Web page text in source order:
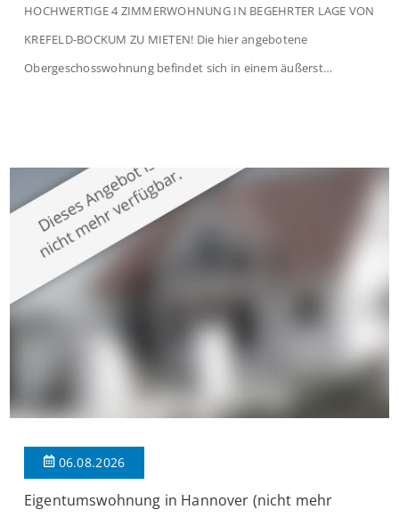
HOCHWERTIGE 4 ZIMMERWOHNUNG IN BEGEHRTER LAGE VON
KREFELD-BOCKUM ZU MIETEN! Die hier angebotene
Obergeschosswohnung befindet sich in einem äußerst
großzügige Räume und eine hochwertige Ausstattung, die
modernen Wohnkomfort mit einem stilvollen Ambiente
verbindet. Der […]
06.08.2026
Eigentumswohnung in Hannover (nicht mehr